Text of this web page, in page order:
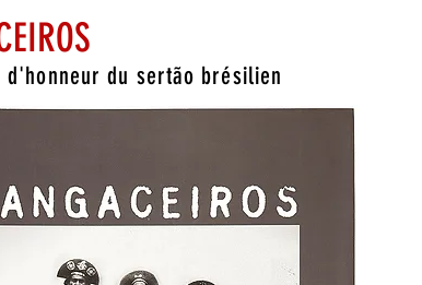
d'honneur du sertão brésilien